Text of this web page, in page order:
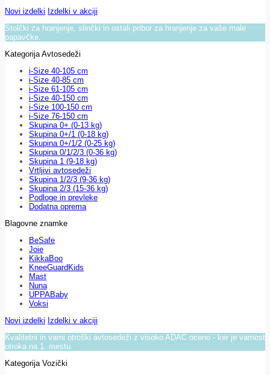
Novi izdelki Izdelki v akciji
Stolčki za hranjenje, slinčki in ostali pribor za hranjenje za vaše male
papavčke.
Kategorija Avtosedeži
i-Size 40-105 cm
i-Size 40-85 cm
i-Size 61-105 cm
i-Size 40-150 cm
i-Size 100-150 cm
i-Size 76-150 cm
Skupina 0+ (0-13 kg)
Skupina 0+/1 (0-18 kg)
Skupina 0+/1/2 (0-25 kg)
Skupina 0/1/2/3 (0-36 kg)
Skupina 1 (9-18 kg)
Vrtljivi avtosedeži
Skupina 1/2/3 (9-36 kg)
Skupina 2/3 (15-36 kg)
Podloge in prevleke
Dodatna oprema
Blagovne znamke
BeSafe
Joie
KikkaBoo
KneeGuardKids
Mast
Nuna
UPPABaby
Voksi
Novi izdelki Izdelki v akciji
Kvalitetni in varni otroški avtosedeži z visoko ADAC oceno - ker je varnost
otroka na 1. mestu.
Kategorija Vozički